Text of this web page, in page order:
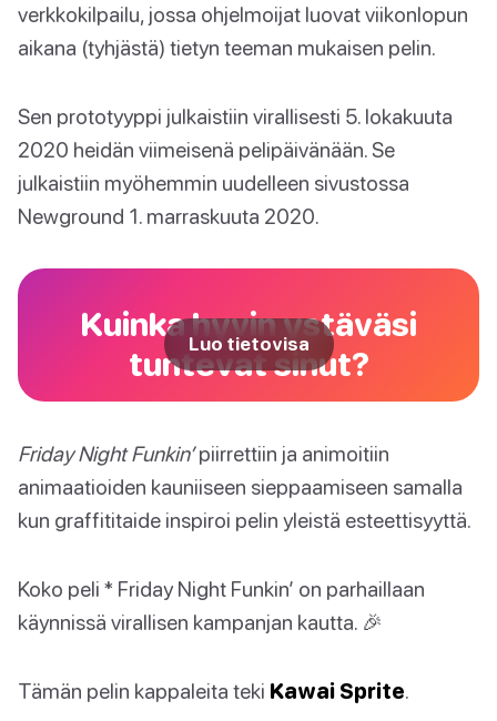
verkkokilpailu, jossa ohjelmoijat luovat viikonlopun
aikana (tyhjästä) tietyn teeman mukaisen pelin.
Sen prototyyppi julkaistiin virallisesti 5. lokakuuta
2020 heidän viimeisenä pelipäivänään. Se
julkaistiin myöhemmin uudelleen sivustossa
Newground 1. marraskuuta 2020.
Kuinka hyvin ystäväsi
tuntevat sinut?
Luo tietovisa
Friday Night Funkin’piirrettiin ja animoitiin
animaatioiden kauniiseen sieppaamiseen samalla
kun graffititaide inspiroi pelin yleistä esteettisyyttä.
Koko peli * Friday Night Funkin’ on parhaillaan
käynnissä virallisen kampanjan kautta. 🎉
Tämän pelin kappaleita teki Kawai Sprite.